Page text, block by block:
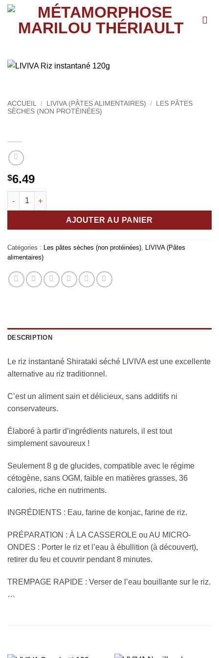
Passer
contenu
ACCUEIL / LIVIVA (PÂTES ALIMENTAIRES) /
LES PÂTES
SÈCHES (NON PROTÉINÉES)
$6.49
quantité de LIVIVA Riz instantané 120g
AJOUTER AU PANIER
Catégories : Les pâtes sèches (non protéinées), LIVIVA (Pâtes
alimentaires)
DESCRIPTION
Le riz instantané Shirataki séché LIVIVA est une excellente
alternative au riz traditionnel.
C’est un aliment sain et délicieux, sans additifs ni
conservateurs.
Élaboré à partir d’ingrédients naturels, il est tout
simplement savoureux !
Seulement 8 g de glucides, compatible avec le régime
cétogène, sans OGM, faible en matières grasses, 36
calories, riche en nutriments.
INGRÉDIENTS : Eau, farine de konjac, farine de riz.
PRÉPARATION : À LA CASSEROLE ou AU MICRO-
ONDES : Porter le riz et l’eau à ébullition (à découvert),
retirer du feu et couvrir pendant 8 minutes.
TREMPAGE RAPIDE : Verser de l’eau bouillante sur le riz.
…